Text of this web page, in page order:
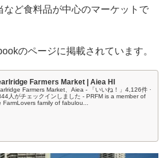
など食料品が中心のマーケットで
のページに掲載されています。
Farmers Market | Aiea HI
Farmers Market、Aiea - 「いいね！」4,126件 ·
人がチェックインしました - PRFM is a member of
FarmLovers family of fabulou...